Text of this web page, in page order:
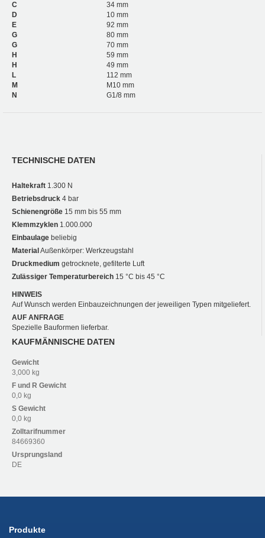
C
34 mm
D
10 mm
E
92 mm
G
80 mm
G
70 mm
H
59 mm
H
49 mm
L
112 mm
M
M10 mm
N
G1/8 mm
TECHNISCHE DATEN
Haltekraft 1.300 N
Betriebsdruck 4 bar
Schienengröße 15 mm bis 55 mm
Klemmzyklen 1.000.000
Einbaulage beliebig
MaterialAußenkörper: Werkzeugstahl
Druckmedium getrocknete, gefilterte Luft
Zulässiger Temperaturbereich 15 °C bis 45 °C
HINWEIS
Auf Wunsch werden Einbauzeichnungen der jeweiligen Typen mitgeliefert.
AUF ANFRAGE
Spezielle Bauformen lieferbar.
KAUFMÄNNISCHE DATEN
Gewicht
3,000 kg
F und R Gewicht
0,0 kg
S Gewicht
0,0 kg
Zolltarifnummer
84669360
Ursprungsland
DE
Produkte